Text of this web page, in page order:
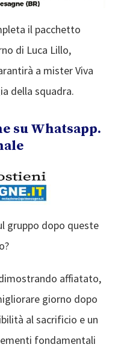
il pacchetto
di Luca Lillo,
a mister Viva
della squadra.
su Whatsapp.
gruppo dopo queste
affiatato,
giorno dopo
al sacrificio e un
fondamentali